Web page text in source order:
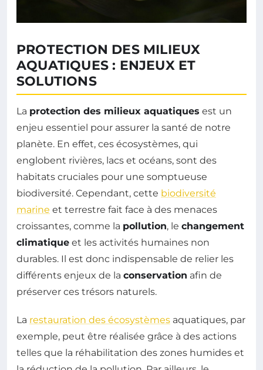
PROTECTION DES MILIEUX
AQUATIQUES : ENJEUX ET
SOLUTIONS
La protection des milieux aquatiques est un
enjeu essentiel pour assurer la santé de notre
planète. En effet, ces écosystèmes, qui
englobent rivières, lacs et océans, sont des
habitats cruciales pour une somptueuse
biodiversité. Cependant, cette biodiversité
marine et terrestre fait face à des menaces
croissantes, comme la pollution, le changement
climatique et les activités humaines non
durables. Il est donc indispensable de relier les
différents enjeux de la conservation afin de
préserver ces trésors naturels.
La restauration des écosystèmes aquatiques, par
exemple, peut être réalisée grâce à des actions
telles que la réhabilitation des zones humides et